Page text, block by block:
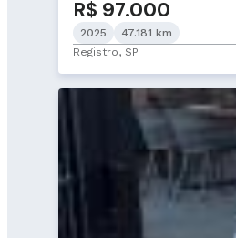
R$ 97.000
2025
47.181 km
Registro, SP